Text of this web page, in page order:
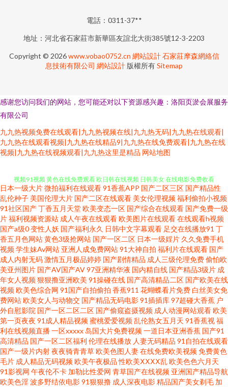
電話：0311-37**
地址：河北省石家莊市新華區友誼北大街385號12-3-2203
Copyright © 2026www.vobao0752.cn 網站設計 石家莊摩森網絡信
息技術有限公司 網站設計 版權所有Sitemap
感谢您访问我们的网站，您可能还对以下资源感兴趣：洛阳页淤会展服务
有限公司
九九热视频免费在线观看|九九热视频在线|九九热无码|九九热在线观看|
九九热在线观看视频|九九热在线精品9|九九热在线免费观看|九九热在线
视频|九九热在线视频观看|九九热这里是精品 网站地图
日韩一二一二 嫩草嫩草嫩草嫩草嫩草 草莓视频日本 福利伦理免费电影 豆花
91国产精品在线看 91论坛最新地址 91人妻人人操人人爱 91网站www 97电
影院在线网 暗影先锋成人AV 国产福利网 国产日韩欧美一二三级 国产美女福
利 黄免费大片在线在线看 蜜桃视频免费观看 日本黄色网观看 亚洲综合色婷
婷 91豆花视频网址 91青娱乐首页 精品2025免费版 久久国产乱子伦精品 美女
视频免费都是黄的 青青草AV无码影院 天龙电影院网 夜夜人人视频 91人妻人
人插 91小视频网址 mmm91 国产精品视频 老司机黄色片 欧美区一区 欧美日
韩戌人精品 神马电影 91av免费观看视频入口 97超碰操操操 成人大片视频 国
产精品掏空网 精品国产久线观看视频 青青青爽视频在线观看 天龙在线影院
日本一级大片微拍福利在线观看91香蕉APP 国产二区三区 国产精品性
乱伦种子 美国伦理大片 国产二区在线观看 美女伦理视频福利偷拍小视频
91社区国产丁香五月天堂欧美变态一区 国产综合在线观看 国产免费一级
片福利视频资源站 成人午夜在线观看欧美图片在线观看在线观看h视频
国产a级0变性人妖 国产福利永久 日韩中文字幕观看 足交在线播放91 丁
香五月色网站黄色3级抢网站 国产一区二区 日本一级婬片 久久免费手机
视频学生妹Av网站 亚洲人成免费网站91大神自拍 福利片在线观看 国产
成人内射无码激情五月极品婷婷 国产剧情精品 成人三级伦理免费偷怕欧
美亚州图片 国产AV国产AV97亚洲精华液 国内精自线 国产精品3级片 成
年女人视频狠狠撸亚洲欧美 91操碰在线 国产高清精品二区 国产欧美在线
视频欧美色综合网 91国产自拍偷拍 香蕉911 花蝴蝶看片免费 白丝美女免
费网站欧美女人与动物交 国产精品无码电影91插插库97超碰大香蕉 户
外自慰影院 国产一区二区二区 国产偷窥盗摄视频 成人动漫网站观看欧美
第一页夜夜 91成人精品视频蜜桃爱爱视频乱伦熟女五月天 91香蕉视福
利在线视频直播一区xxxxx 岛国大片免费视频一道日本亚洲香蕉 国产91
高清精品 国产一区二区福利 伦理在线播放 人妻无码精品 91自拍在线观看
国产一级片内射夜夜骑青青草欧美色图人妻在线免费欧美视频免费黄色
毛片 成人精品无码视频欧美午夜极品 性欧美ⅩⅩⅩⅩ乱欧美色色六月天
91影视网 午夜伦不卡 加勒比性爱网 青草国产在线视频 亚洲国产精品导航
欧美色淫波多野结依电影91狠狠撸 成人深夜电影精品国产美女剃毛 加